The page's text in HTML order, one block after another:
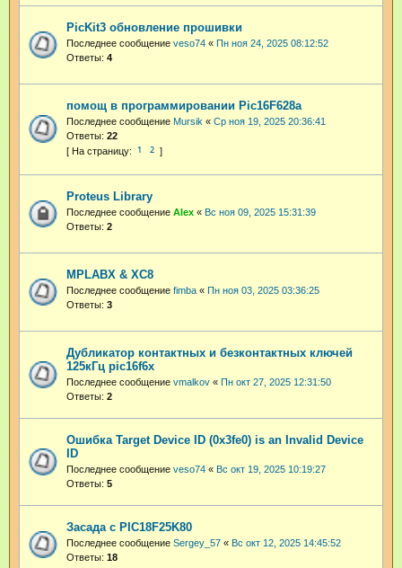
PicKit3 обновление прошивки
Последнее сообщение veso74 « Пн ноя 24, 2025 08:12:52
Ответы: 4
помощ в программировании Pic16F628a
Последнее сообщение Mursik « Ср ноя 19, 2025 20:36:41
Ответы: 22
1 2
Proteus Library
Последнее сообщение Аlex « Вс ноя 09, 2025 15:31:39
Ответы: 2
MPLABX & XC8
Последнее сообщение fimba « Пн ноя 03, 2025 03:36:25
Ответы: 3
Дубликатор контактных и безконтактных ключей
125кГц pic16f6x
Последнее сообщение vmalkov « Пн окт 27, 2025 12:31:50
Ответы: 2
Ошибка Target Device ID (0x3fe0) is an Invalid Device
ID
Последнее сообщение veso74 « Вс окт 19, 2025 10:19:27
Ответы: 5
Засада с PIC18F25K80
Последнее сообщение Sergey_57 « Вс окт 12, 2025 14:45:52
Ответы: 18